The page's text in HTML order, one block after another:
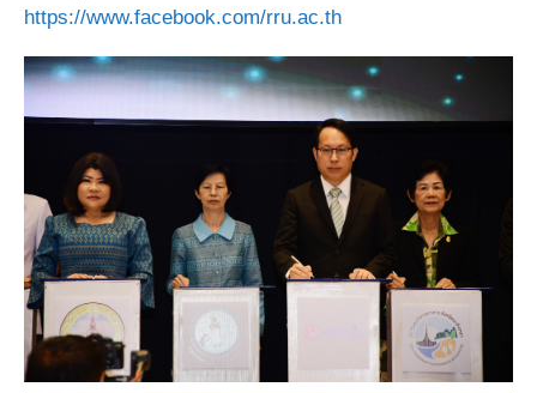
https://www.facebook.com/rru.ac.th